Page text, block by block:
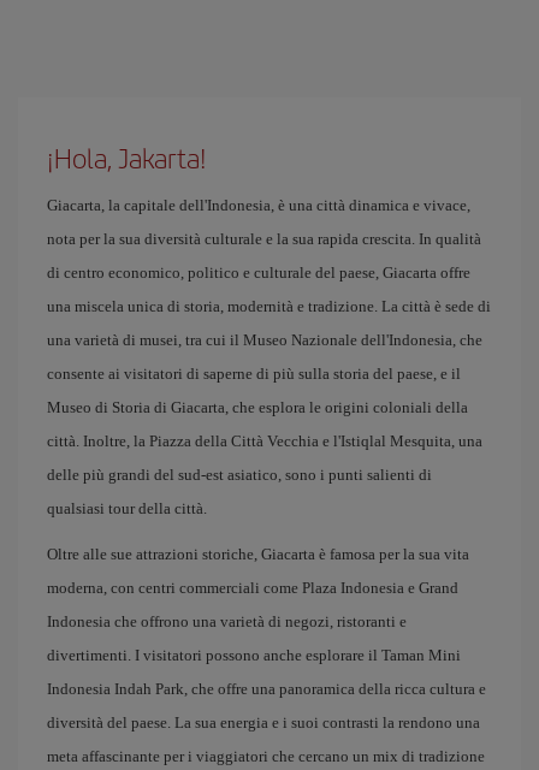
¡Hola, Jakarta!
Giacarta, la capitale dell'Indonesia, è una città dinamica e vivace,
nota per la sua diversità culturale e la sua rapida crescita. In qualità
di centro economico, politico e culturale del paese, Giacarta offre
una miscela unica di storia, modernità e tradizione. La città è sede di
una varietà di musei, tra cui il Museo Nazionale dell'Indonesia, che
consente ai visitatori di saperne di più sulla storia del paese, e il
Museo di Storia di Giacarta, che esplora le origini coloniali della
città. Inoltre, la Piazza della Città Vecchia e l'Istiqlal Mesquita, una
delle più grandi del sud-est asiatico, sono i punti salienti di
qualsiasi tour della città.
Oltre alle sue attrazioni storiche, Giacarta è famosa per la sua vita
moderna, con centri commerciali come Plaza Indonesia e Grand
Indonesia che offrono una varietà di negozi, ristoranti e
divertimenti. I visitatori possono anche esplorare il Taman Mini
Indonesia Indah Park, che offre una panoramica della ricca cultura e
diversità del paese. La sua energia e i suoi contrasti la rendono una
meta affascinante per i viaggiatori che cercano un mix di tradizione